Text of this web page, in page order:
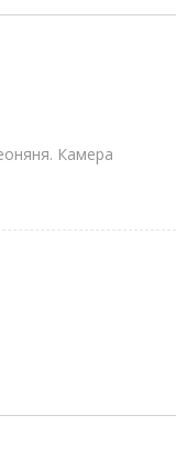
Камера